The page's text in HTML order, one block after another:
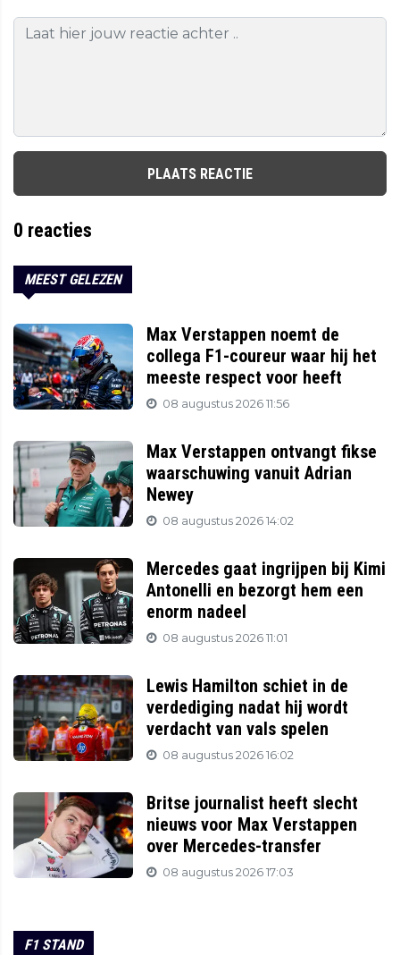
PLAATS REACTIE
0 reacties
MEEST GELEZEN
Max Verstappen noemt de
collega F1-coureur waar hij het
meeste respect voor heeft
08 augustus 2026 11:56
Max Verstappen ontvangt fikse
waarschuwing vanuit Adrian
Newey
08 augustus 2026 14:02
Mercedes gaat ingrijpen bij Kimi
Antonelli en bezorgt hem een
enorm nadeel
08 augustus 2026 11:01
Lewis Hamilton schiet in de
verdediging nadat hij wordt
verdacht van vals spelen
08 augustus 2026 16:02
Britse journalist heeft slecht
nieuws voor Max Verstappen
over Mercedes-transfer
08 augustus 2026 17:03
F1 STAND